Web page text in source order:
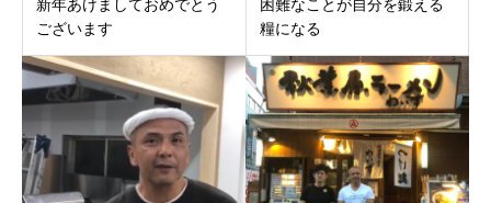
ございます
糧になる